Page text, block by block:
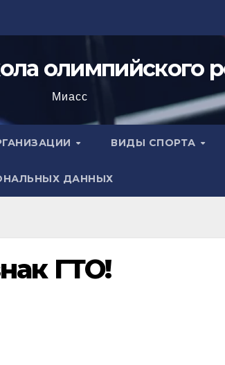
олимпийского
Миасс
ВИДЫ СПОРТА
ДАННЫХ
ГТО!